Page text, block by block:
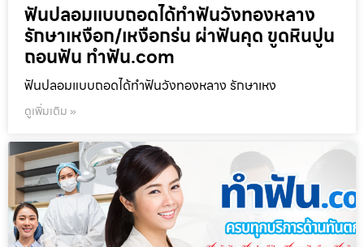
ฟันปลอมแบบถอดได้ทำฟันวังทองหลาง
รักษาเหงือก/เหงือกร่น ผ่าฟันคุด ขูดหินปูน
ถอนฟัน ทำฟัน.com
ฟันปลอมแบบถอดได้ทำฟันวังทองหลาง รักษาเหง
ดูเพิ่มเติม »